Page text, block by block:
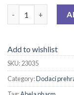
Add to wishlist
SKU:23035
Category:Dodaci